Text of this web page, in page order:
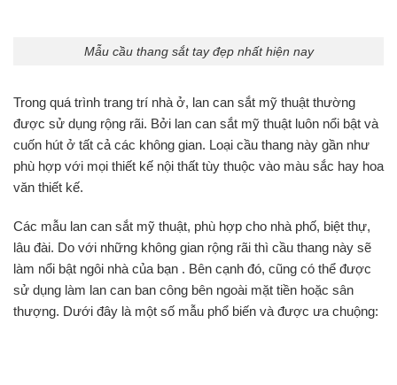
Mẫu cầu thang sắt tay đẹp nhất hiện nay
Trong quá trình trang trí nhà ở, lan can sắt mỹ thuật thường
được sử dụng rộng rãi. Bởi lan can sắt mỹ thuật luôn nổi bật và
cuốn hút ở tất cả các không gian. Loại cầu thang này gần như
phù hợp với mọi thiết kế nội thất tùy thuộc vào màu sắc hay hoa
văn thiết kế.
Các mẫu lan can sắt mỹ thuật, phù hợp cho nhà phố, biệt thự,
lâu đài. Do với những không gian rộng rãi thì cầu thang này sẽ
làm nổi bật ngôi nhà của bạn . Bên cạnh đó, cũng có thể được
sử dụng làm lan can ban công bên ngoài mặt tiền hoặc sân
thượng. Dưới đây là một số mẫu phổ biến và được ưa chuộng: